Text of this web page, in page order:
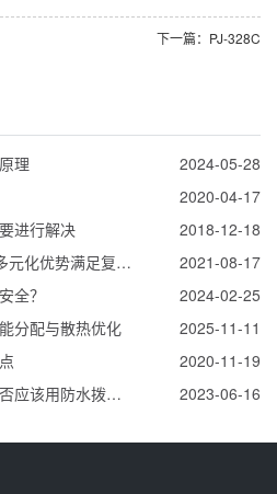
下一篇：PJ-328C
理 2024-05-28
2020-04-17
进行解决 2018-12-18
充分发挥TYPE-C插座接口多元化优势满足复杂连接需求 2021-08-17
全？ 2024-02-25
分配与散热优化 2025-11-11
2020-11-19
家中拨动开关带有起毛边是否应该用防水拨动开关代替？ 2023-06-16